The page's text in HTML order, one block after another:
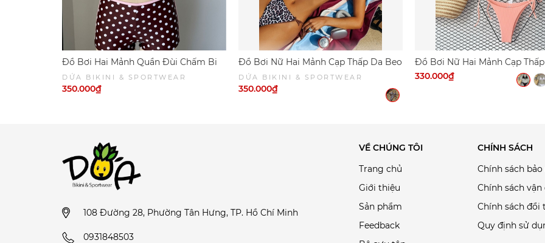
Cách chọn size đồ bơi:
• Chọn Bảng Quy Đổi Kích Cỡ để lựa chọn size phù hợp cho mình hoặc Inbox để được DỨA BIKINI &
Đồ Bơi Hai Mảnh Quần Đùi Chấm Bi
Viền Hồng
DỨA BIKINI & SPORTWEAR
350.000₫
Đồ Bơi Nữ Hai Mảnh Cạp Thấp Da Beo
Phối Nâu Sexy | DỨA BIKINI &
SPORTWEAR
DỨA BIKINI & SPORTWEAR
350.000₫
Đồ Bơi Nữ Hai Mảnh Cạp
Thun Gân | DỨA BIKINI &
SPORTWEAR
330.000₫
108 Đường 28, Phường Tân Hưng, TP. Hồ Chí Minh
0931848503
VỀ CHÚNG TÔI
Trang chủ
Giới thiệu
Sản phẩm
Feedback
CHÍNH SÁCH
Chính sách
Chính sách vận
Chính sách đổi
Quy định sử